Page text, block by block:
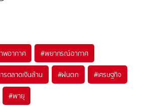
พอากาศ #พยากรณ์อากาศ
รตลาดเงินล้าน #ฝนตก #เศรษฐกิจ
#พายุ